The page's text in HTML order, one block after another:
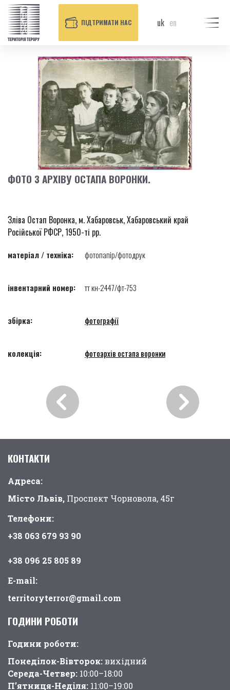
ПІДТРИМАТИ НАС uk en
ФОТО З АРХІВУ ОСТАПА ВОРОНКИ.
Зліва Остап Воронка, м. Хабаровськ, Хабаровський край
Російської РФСР, 1950-ті рр.
матеріал / техніка: фотопапір/фотодрук
інвентарний номер: тт кн-2447/фт-753
збірка: фотографії
колекція: фотоархів остапа воронки
КОНТАКТИ
Адреса:
Місто Львів, Проспект Чорновола, 45г
Телефони:
+38 063 679 93 90
+38 096 25 805 89
E-mail:
territoryterror@gmail.com
ГОДИНИ РОБОТИ
Години pоботи:
Понеділок-Вівторок:вихідний
Середа-Четвер: 10:00–18:00
П’ятниця-Неділя: 11:00–19:00